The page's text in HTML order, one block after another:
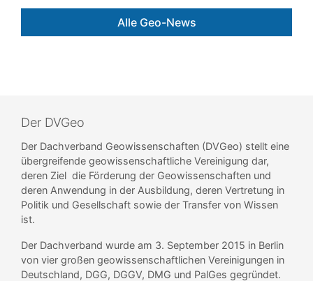
Alle Geo-News
Der DVGeo
Der Dachverband Geowissenschaften (DVGeo) stellt eine
übergreifende geowissenschaftliche Vereinigung dar,
deren Ziel die Förderung der Geowissenschaften und
deren Anwendung in der Ausbildung, deren Vertretung in
Politik und Gesellschaft sowie der Transfer von Wissen
ist.
Der Dachverband wurde am 3. September 2015 in Berlin
von vier großen geowissenschaftlichen Vereinigungen in
Deutschland, DGG, DGGV, DMG und PalGes gegründet.